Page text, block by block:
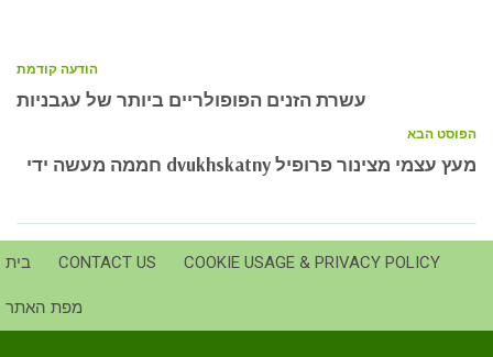
הודעה קודמת
עשרת הזנים הפופולריים ביותר של עגבניות
הפוסט הבא
חממה מעשה ידי dvukhskatny מעץ עצמי מצינור פרופיל
בית CONTACT US COOKIE USAGE & PRIVACY POLICY
מפת האתר